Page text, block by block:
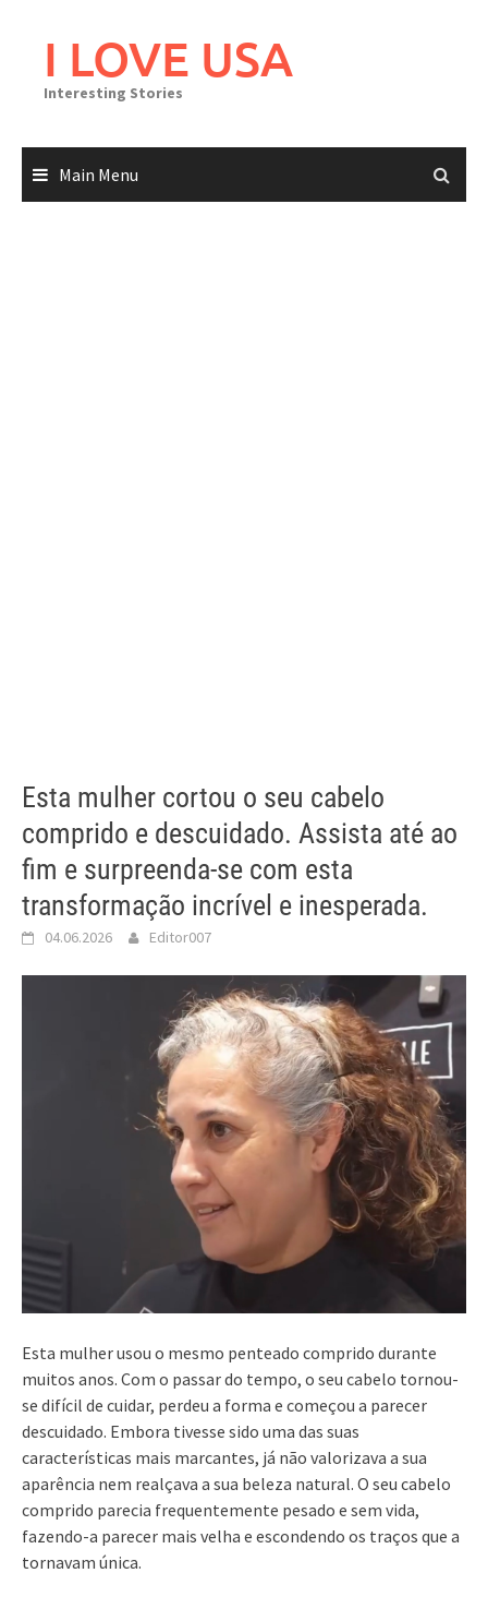
I LOVE USA
Interesting Stories
Main Menu
Esta mulher cortou o seu cabelo
comprido e descuidado. Assista até ao
fim e surpreenda-se com esta
transformação incrível e inesperada.
04.06.2026 Editor007
Esta mulher usou o mesmo penteado comprido durante
muitos anos. Com o passar do tempo, o seu cabelo tornou-
se difícil de cuidar, perdeu a forma e começou a parecer
descuidado. Embora tivesse sido uma das suas
características mais marcantes, já não valorizava a sua
aparência nem realçava a sua beleza natural. O seu cabelo
comprido parecia frequentemente pesado e sem vida,
fazendo-a parecer mais velha e escondendo os traços que a
tornavam única.